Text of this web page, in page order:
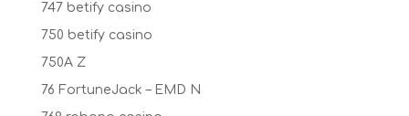
747 betify casino
750 betify casino
750A Z
76 FortuneJack – EMD N